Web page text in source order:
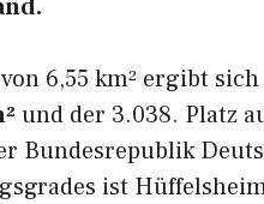
6,55 km² ergibt
und der 3.038. Platz
Bundesrepublik
ist